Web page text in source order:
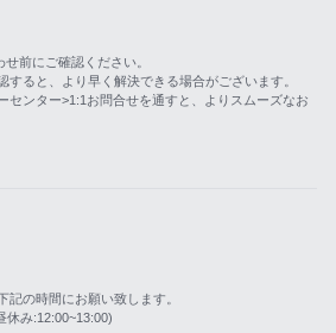
前にご確認ください。
ると、より早く解決できる場合がございます。
ンター>1:1お問合せを通すと、よりスムーズなお
の時間にお願い致します。
休み:12:00~13:00)